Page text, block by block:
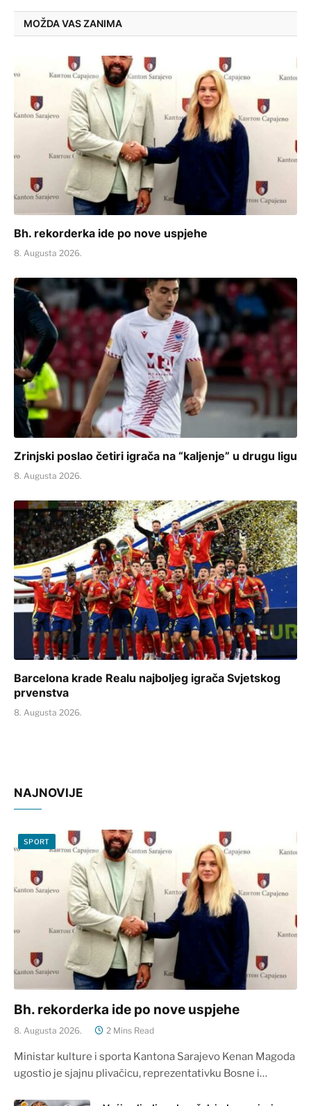
MOŽDA VAS ZANIMA
Bh. rekorderka ide po nove uspjehe
8. Augusta 2026.
Zrinjski poslao četiri igrača na “kaljenje” u drugu ligu
8. Augusta 2026.
Barcelona krade Realu najboljeg igrača Svjetskog
prvenstva
8. Augusta 2026.
NAJNOVIJE
SPORT
Bh. rekorderka ide po nove uspjehe
8. Augusta 2026. 2 Mins Read
Ministar kulture i sporta Kantona Sarajevo Kenan Magoda
ugostio je sjajnu plivačicu, reprezentativku Bosne i…